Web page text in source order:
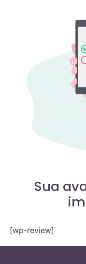
Sua
[wp-review]